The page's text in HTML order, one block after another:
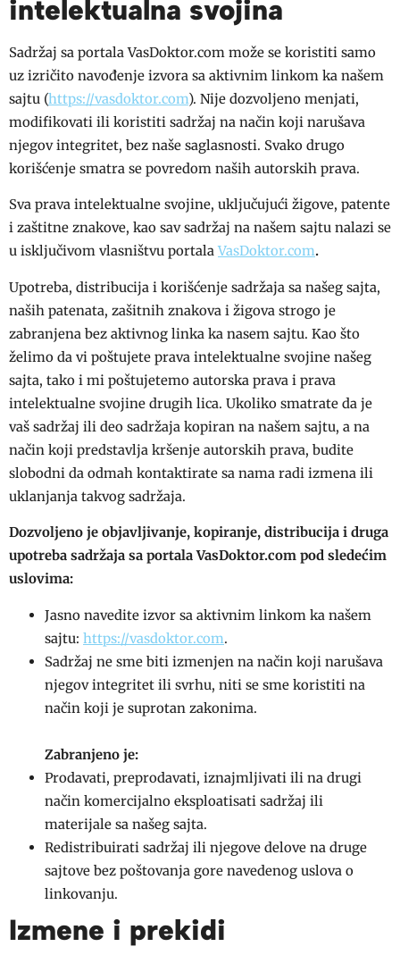
intelektualna svojina
Sadržaj sa portala VasDoktor.com može se koristiti samo
uz izričito navođenje izvora sa aktivnim linkom ka našem
sajtu (https://vasdoktor.com). Nije dozvoljeno menjati,
modifikovati ili koristiti sadržaj na način koji narušava
njegov integritet, bez naše saglasnosti. Svako drugo
korišćenje smatra se povredom naših autorskih prava.
Sva prava intelektualne svojine, uključujući žigove, patente
i zaštitne znakove, kao sav sadržaj na našem sajtu nalazi se
u isključivom vlasništvu portalaVasDoktor.com.
Upotreba, distribucija i korišćenje sadržaja sa našeg sajta,
naših patenata, zašitnih znakova i žigova strogo je
zabranjena bez aktivnog linka ka nasem sajtu. Kao što
želimo da vi poštujete prava intelektualne svojine našeg
sajta, tako i mi poštujetemo autorska prava i prava
intelektualne svojine drugih lica. Ukoliko smatrate da je
vaš sadržaj ili deo sadržaja kopiran na našem sajtu, a na
način koji predstavlja kršenje autorskih prava, budite
slobodni da odmah kontaktirate sa nama radi izmena ili
uklanjanja takvog sadržaja.
Dozvoljeno je objavljivanje, kopiranje, distribucija i druga
upotreba sadržaja sa portala VasDoktor.com pod sledećim
uslovima:
Jasno navedite izvor sa aktivnim linkom ka našem
sajtu: https://vasdoktor.com.
Sadržaj ne sme biti izmenjen na način koji narušava
njegov integritet ili svrhu, niti se sme koristiti na
način koji je suprotan zakonima.
Zabranjeno je:
Prodavati, preprodavati, iznajmljivati ili na drugi
način komercijalno eksploatisati sadržaj ili
materijale sa našeg sajta.
Redistribuirati sadržaj ili njegove delove na druge
sajtove bez poštovanja gore navedenog uslova o
linkovanju.
Izmene i prekidi